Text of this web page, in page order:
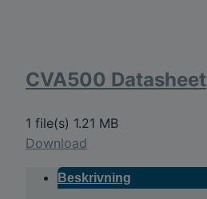
CVA500 Datasheet
1 file(s) 1.21 MB
Download
Beskrivning